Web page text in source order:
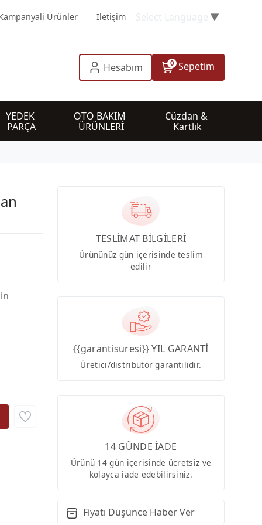
Ürünler İletişim ▼
Hesabım 0 Sepetim
YEDEK
PARÇA
OTO BAKIM
ÜRÜNLERİ
Cüzdan &
Kartlık
TESLİMAT BİLGİLERİ
Ürününüz gün içerisinde teslim
edilir
{{garantisuresi}} YIL GARANTİ
Üretici/distribütör garantilidir.
14 GÜNDE İADE
Ürünü 14 gün içerisinde ücretsiz ve
kolayca iade edebilirsiniz.
Fiyatı Düşünce Haber Ver